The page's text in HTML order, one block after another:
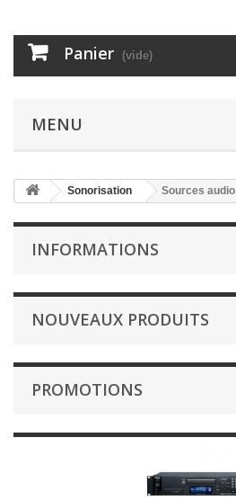
Panier (vide)
MENU
Sonorisation Sources audio
INFORMATIONS
NOUVEAUX PRODUITS
PROMOTIONS